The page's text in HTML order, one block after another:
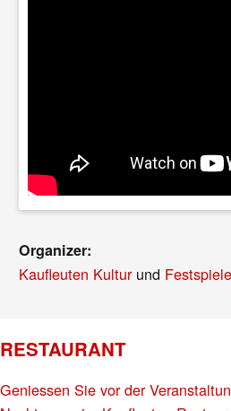
Organizer:
Kaufleuten Kulturund
RESTAURANT
Geniessen Sie vor der